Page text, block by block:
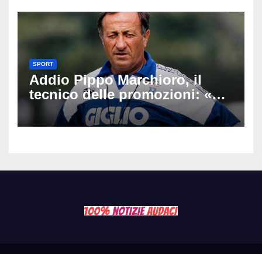
SPORT
Addio Pippo Marchioro, il
tecnico delle promozioni: «Ha
scritto pagine indimenticabili
del nostro calcio»